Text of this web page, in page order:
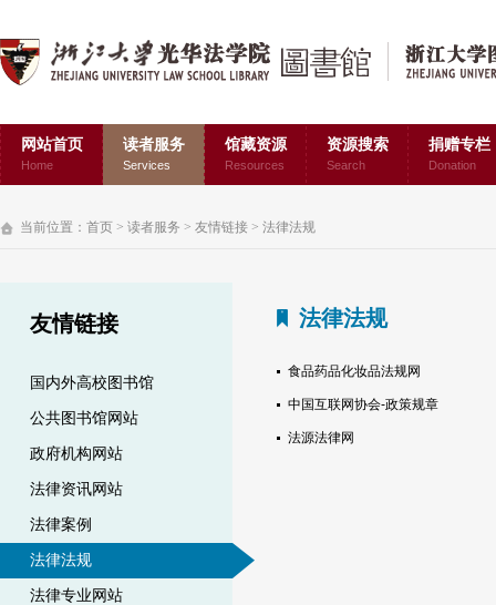
网站首页
Home
读者服务
Services
馆藏资源
Resources
资源搜索
Search
捐赠专栏
Donation
当前位置： 首页 > 读者服务 > 友情链接 > 法律法规
友情链接
国内外高校图书馆
公共图书馆网站
政府机构网站
法律资讯网站
法律案例
法律法规
法律专业网站
法律法规
食品药品化妆品法规网
中国互联网协会-政策规章
法源法律网